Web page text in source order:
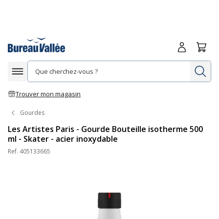
Afficher la navigation
Trouver mon magasin
Me
Gourdes
Les Artistes Paris - Gourde Bouteille isotherme 500
ml - Skater - acier inoxydable
Ref. 405133665